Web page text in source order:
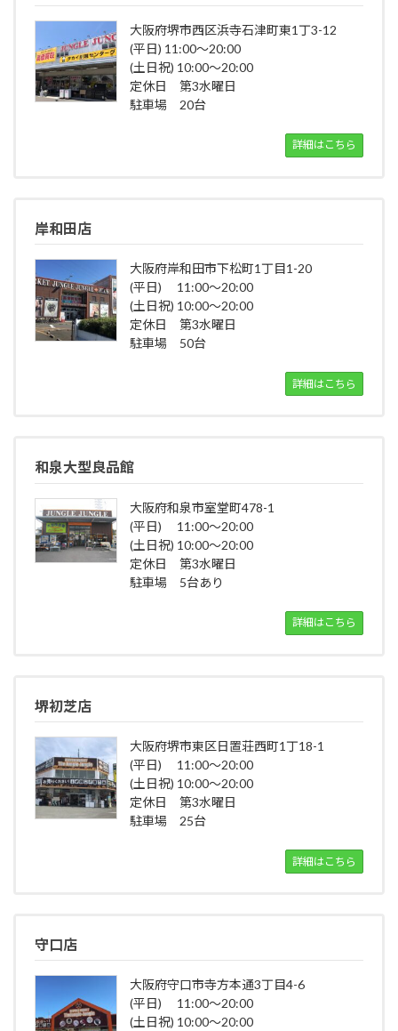
大阪府堺市西区浜寺石津町東1丁3-12
(平日) 11:00～20:00
(土日祝) 10:00～20:00
定休日 第3水曜日
駐車場 20台
詳細はこちら
岸和田店
大阪府岸和田市下松町1丁目1-20
(平日) 11:00～20:00
(土日祝) 10:00～20:00
定休日 第3水曜日
駐車場 50台
詳細はこちら
和泉大型良品館
大阪府和泉市室堂町478-1
(平日) 11:00～20:00
(土日祝) 10:00～20:00
定休日 第3水曜日
駐車場 5台あり
詳細はこちら
堺初芝店
大阪府堺市東区日置荘西町1丁18-1
(平日) 11:00～20:00
(土日祝) 10:00～20:00
定休日 第3水曜日
駐車場 25台
詳細はこちら
守口店
大阪府守口市寺方本通3丁目4-6
(平日) 11:00～20:00
(土日祝) 10:00～20:00